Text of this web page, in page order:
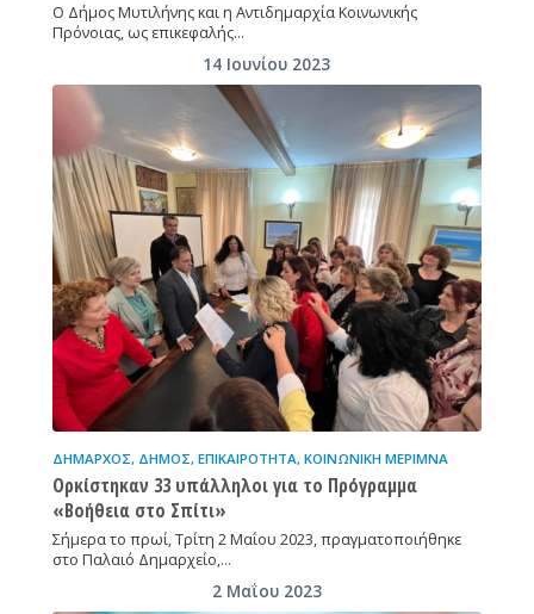
Ο Δήμος Μυτιλήνης και η Αντιδημαρχία Κοινωνικής
Πρόνοιας, ως επικεφαλής…
14 Ιουνίου 2023
ΔΉΜΑΡΧΟΣ, ΔΉΜΟΣ, ΕΠΙΚΑΙΡΌΤΗΤΑ, ΚΟΙΝΩΝΙΚΉ ΜΈΡΙΜΝΑ
Ορκίστηκαν 33 υπάλληλοι για το Πρόγραμμα
«Βοήθεια στο Σπίτι»
Σήμερα το πρωί, Τρίτη 2 Μαΐου 2023, πραγματοποιήθηκε
στο Παλαιό Δημαρχείο,…
2 Μαΐου 2023